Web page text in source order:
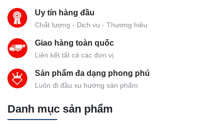
Uy tín hàng đầu
Chất lượng - Dịch vụ - Thương hiệu
Giao hàng toàn quốc
Liên kết tất cả các đơn vị
Sản phẩm đa dạng phong phú
Luôn đi đầu xu hướng sản phẩm
Danh mục sản phẩm